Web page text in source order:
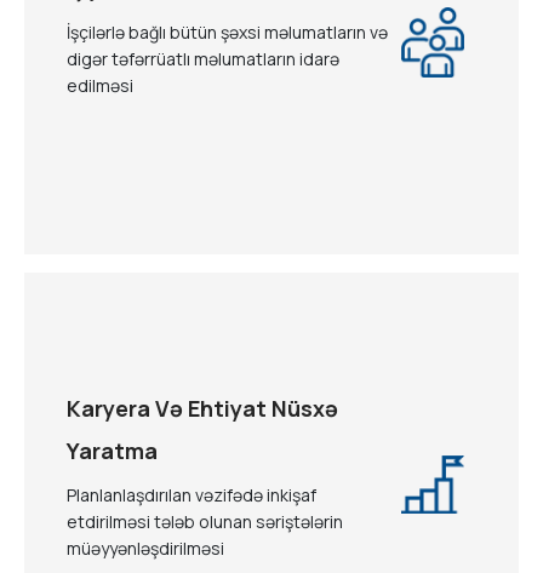
İşçilərlə bağlı bütün şəxsi məlumatların və
digər təfərrüatlı məlumatların idarə
edilməsi
Karyera Və Ehtiyat Nüsxə
Yaratma
Planlanlaşdırılan vəzifədə inkişaf
etdirilməsi tələb olunan səriştələrin
müəyyənləşdirilməsi